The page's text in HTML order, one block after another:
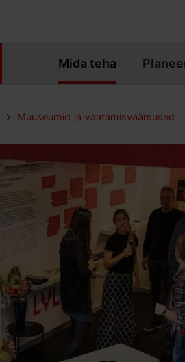
Mida teha
Muuseumid ja vaatamisväärsused